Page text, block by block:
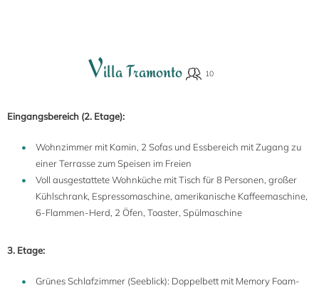
Villa Tramonto
Eingangsbereich (2. Etage):
Wohnzimmer mit Kamin, 2 Sofas und Essbereich mit Zugang zu
einer Terrasse zum Speisen im Freien
Voll ausgestattete Wohnküche mit Tisch für 8 Personen, großer
Kühlschrank, Espressomaschine, amerikanische Kaffeemaschine,
6-Flammen-Herd, 2 Öfen, Toaster, Spülmaschine
3. Etage:
Grünes Schlafzimmer (Seeblick): Doppelbett mit Memory Foam-